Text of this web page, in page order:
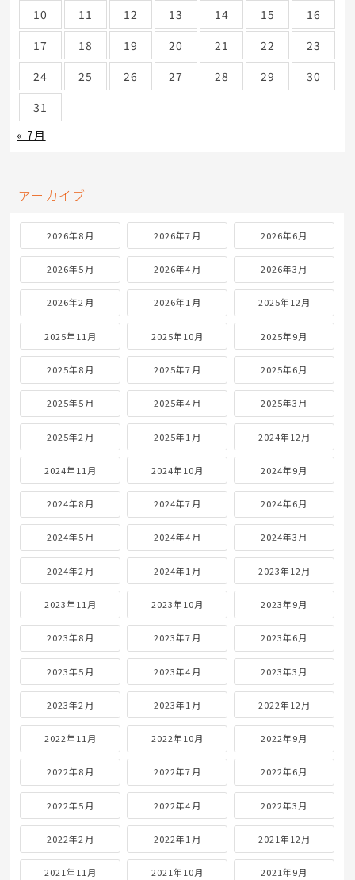
10 11 12 13 14 15
16
17
18 19 20 21 22
23
24
25 26 27 28 29
30
31
« 7月
アーカイブ
2026年8月 2026年7月 2026年6月
2026年5月 2026年4月 2026年3月
2026年2月 2026年1月 2025年12月
2025年11月 2025年10月 2025年9月
2025年8月 2025年7月 2025年6月
2025年5月 2025年4月 2025年3月
2025年2月 2025年1月 2024年12月
2024年11月 2024年10月 2024年9月
2024年8月 2024年7月 2024年6月
2024年5月 2024年4月 2024年3月
2024年2月 2024年1月 2023年12月
2023年11月 2023年10月 2023年9月
2023年8月 2023年7月 2023年6月
2023年5月 2023年4月 2023年3月
2023年2月 2023年1月 2022年12月
2022年11月 2022年10月 2022年9月
2022年8月 2022年7月 2022年6月
2022年5月 2022年4月 2022年3月
2022年2月 2022年1月 2021年12月
2021年11月 2021年10月 2021年9月